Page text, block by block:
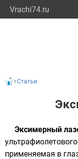
Vrachi74.ru
Статьи
Эксимерный
ультрафиолетового
применяемая в